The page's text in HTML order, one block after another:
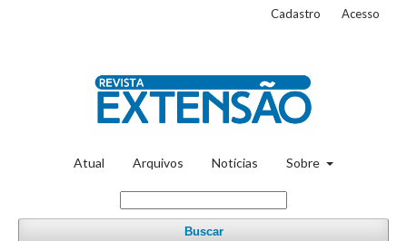
Atual Arquivos Notícias Sobre
Buscar
Cadastro Acesso